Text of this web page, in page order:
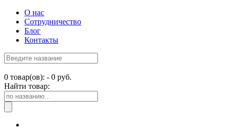
О нас
Сотрудничество
Блог
Контакты
0 товар(ов): - 0 руб.
Найти товар: